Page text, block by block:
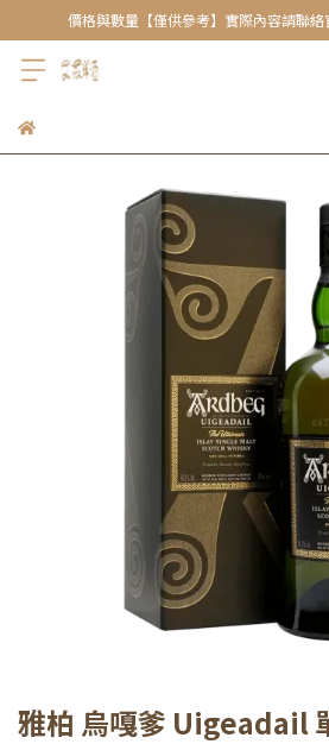
價格與數量【僅供參考】實際內容請聯
雅柏 烏嘎爹 Uigeadail